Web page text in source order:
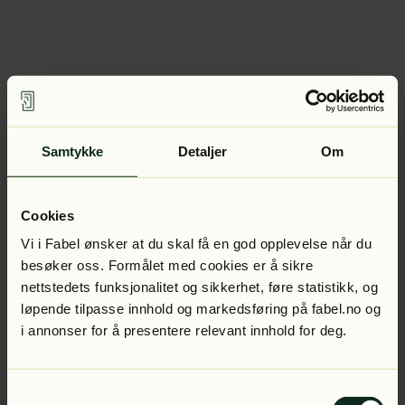
Samtykke Detaljer Om
Cookies
Vi i Fabel ønsker at du skal få en god opplevelse når du
besøker oss. Formålet med cookies er å sikre
nettstedets funksjonalitet og sikkerhet, føre statistikk, og
løpende tilpasse innhold og markedsføring på fabel.no og
i annonser for å presentere relevant innhold for deg.